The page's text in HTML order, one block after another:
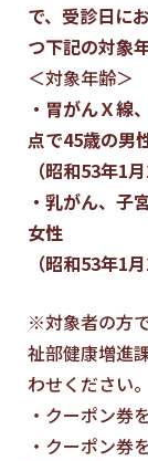
で、受診日に
つ下記の対象
＜対象年齢＞
・胃がんＸ線
点で45歳の男
（昭和53年1
・乳がん、子
女性
（昭和53年1
※対象者の方
祉部健康増進
わせください。
・クーポン券
・クーポン券